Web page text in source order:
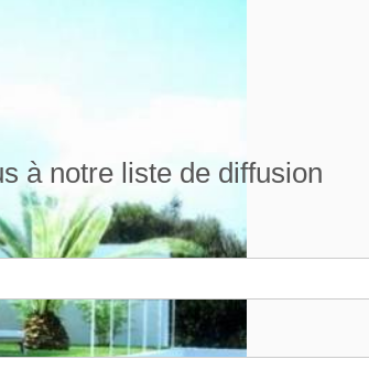
à notre liste de diffusion